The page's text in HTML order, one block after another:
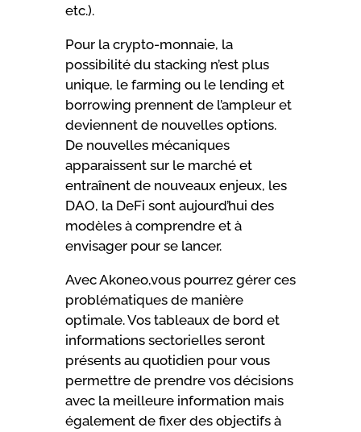
etc.).
Pour la crypto-monnaie, la
possibilité du stacking n’est plus
unique, le farming ou le lending et
borrowing prennent de l’ampleur et
deviennent de nouvelles options.
De nouvelles mécaniques
apparaissent sur le marché et
entraînent de nouveaux enjeux, les
DAO, la DeFi sont aujourd’hui des
modèles à comprendre et à
envisager pour se lancer.
Avec Akoneo,vous pourrez gérer ces
problématiques de manière
optimale. Vos tableaux de bord et
informations sectorielles seront
présents au quotidien pour vous
permettre de prendre vos décisions
avec la meilleure information mais
également de fixer des objectifs à